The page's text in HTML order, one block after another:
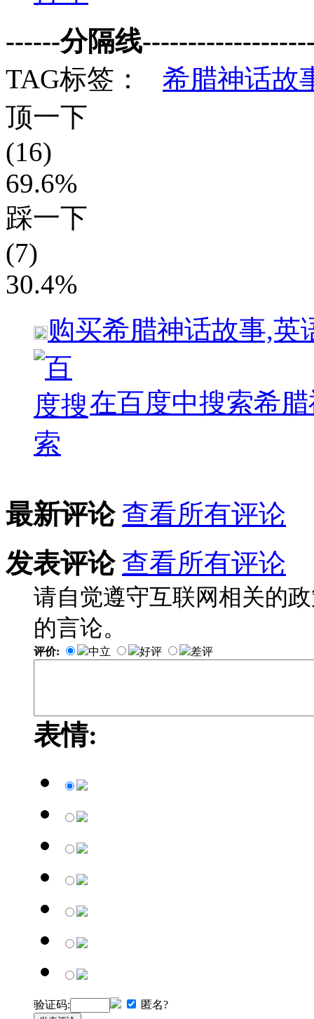
------分隔线
TAG标签：
希腊神话故
顶一下
(16)
69.6%
踩一下
(7)
30.4%
购买希腊神话故事,英
在百度中搜索希
最新评论 查看所有评论
发表评论 查看所有评论
请自觉遵守互联网相关的
的言论。
评价: 中立 好评 差评
表情:
验证码: 匿名?